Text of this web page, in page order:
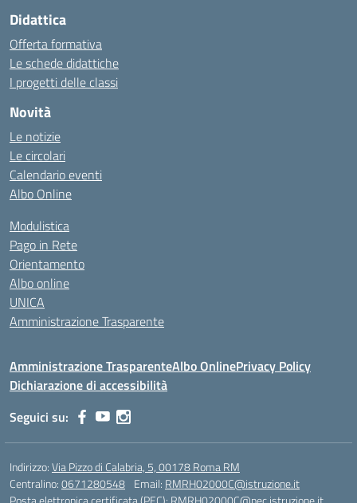
Didattica
Offerta formativa
Le schede didattiche
I progetti delle classi
Novità
Le notizie
Le circolari
Calendario eventi
Albo Online
Modulistica
Pago in Rete
Orientamento
Albo online
UNICA
Amministrazione Trasparente
Amministrazione TrasparenteAlbo OnlinePrivacy Policy
Dichiarazione di accessibilità
Seguici su:
Indirizzo:Via Pizzo di Calabria, 5, 00178 Roma RM
Centralino:0671280548 Email: RMRH02000C@istruzione.it